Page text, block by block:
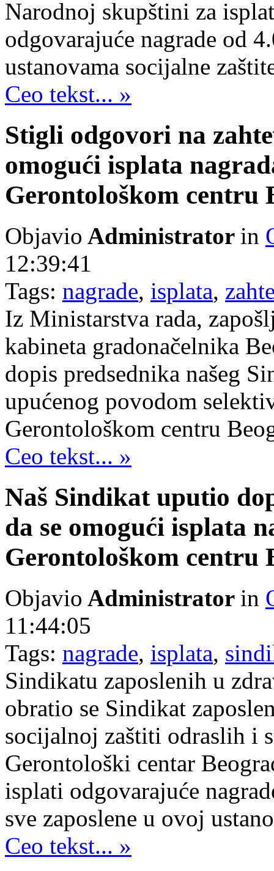
Narodnoj skupštini za
odgovarajuće nagrade od
ustanovama socijalne
Ceo tekst... »
Stigli odgovori na
omogući isplata
Gerontološkom centru
Objavio Administrator in
12:39:41
Tags: nagrade, isplata,
Iz Ministarstva rada,
kabineta gradonačelnika
dopis predsednika našeg
upućenog povodom
Gerontološkom centru
Ceo tekst... »
Naš Sindikat uputio
da se omogući isplata
Gerontološkom centru
Objavio Administrator in
11:44:05
Tags: nagrade, isplata,
Sindikatu zaposlenih u
obratio se Sindikat
socijalnoj zaštiti odraslih i
Gerontološki centar
isplati odgovarajuće
sve zaposlene u ovoj
Ceo tekst... »